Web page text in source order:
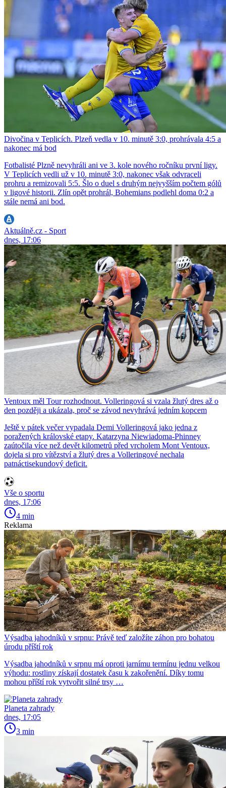
Divočina v Teplicích. Plzeň vedla v 10. minutě 3:0, prohrávala 4:5 a
nakonec má bod
Fotbalisté Plzně nevyhráli ani ve 3. kole nového ročníku první ligy.
V Teplicích vedli už v 10. minutě 3:0, nakonec však odvraceli
prohru a remizovali 5:5. Šlo o duel s druhým nejvyšším počtem gólů
v ligové historii. Zlín opět prohrál, Bohemians podlehl doma 0:2 a
stále nemá ani bod.
Aktuálně.cz - Sport
dnes, 17:06
Ventoux měl Tour rozhodnout. Volleringová si vzala žlutý dres až o
den později a ukázala, proč se závod nevyhrává jedním kopcem
Ještě v pátek večer vypadala Demi Volleringová jako jedna z
poražených královské etapy. Katarzyna Niewiadoma-Phinney
zaútočila více než devět kilometrů před vrcholem Mont Ventoux,
dojela si pro vítězství a žlutý dres a Volleringové nechala
patnáctisekundový deficit.
Vše o sportu
dnes, 17:06
4 min
Reklama
Výsadba jahodníků v srpnu: Právě teď založíte záhon pro bohatou
úrodu příští rok
Výsadba jahodníků v srpnu má oproti jarnímu termínu jednu velkou
výhodu: rostliny získají dostatek času k zakořenění. Díky tomu
mohou příští rok vytvořit silné trsy …
Planeta zahrady
dnes, 17:05
3 min